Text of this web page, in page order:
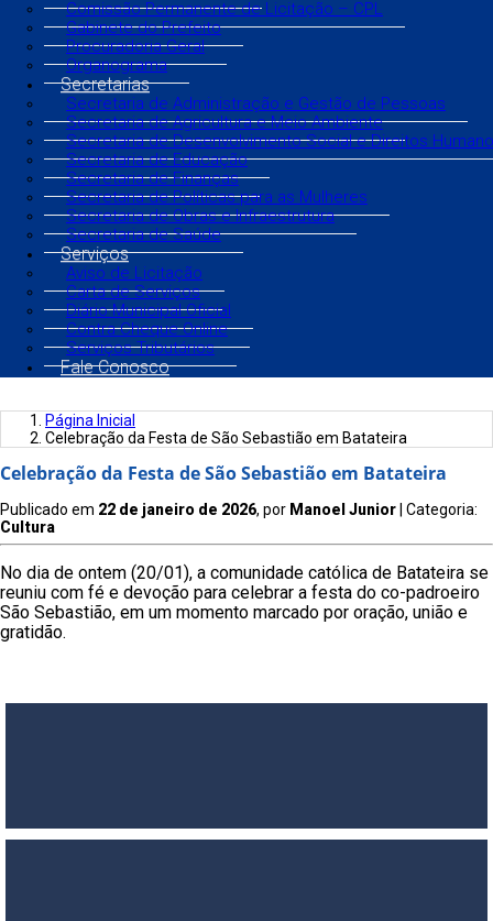
Comissão Permanente de Licitação – CPL
Gabinete do Prefeito
Procuradoria Geral
Organograma
Secretarias
Secretaria de Administração e Gestão de Pessoas
Secretaria de Agricultura e Meio Ambiente
Secretaria de Desenvolvimento Social e Direitos
Secretaria de Educação
Secretaria de Finanças
Secretaria de Políticas para as Mulheres
Secretaria de Obras e Infraestrutura
Secretaria de Saúde
Serviços
Aviso de Licitação
Carta de Serviços
Diário Municipal Oficial
Contra Cheque Online
Serviços Tributários
Fale Conosco
Página Inicial
Celebração da Festa de São Sebastião em Batateira
Celebração da Festa de São Sebastião em Batateira
Publicado em 22 de janeiro de 2026, por Manoel Junior | Categoria:
Cultura
No dia de ontem (20/01), a comunidade católica de Batateira se
reuniu com fé e devoção para celebrar a festa do co-padroeiro
São Sebastião, em um momento marcado por oração, união e
gratidão.